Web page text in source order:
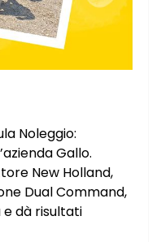
Noleggio:
Gallo.
New Holland,
Dual Command,
dà risultati